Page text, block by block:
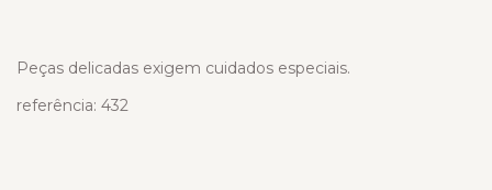
Peças delicadas exigem cuidados especiais.
referência: 432